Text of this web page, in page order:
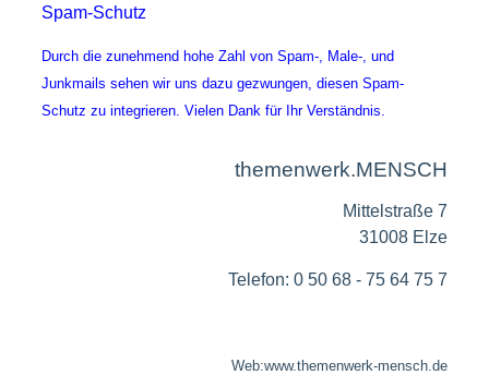
Spam-Schutz
Durch die zunehmend hohe Zahl von Spam-, Male-, und
Junkmails sehen wir uns dazu gezwungen, diesen Spam-
Schutz zu integrieren. Vielen Dank für Ihr Verständnis.
themenwerk.MENSCH
Mittelstraße 7
31008 Elze
Telefon: 0 50 68 - 75 64 75 7
Web:www.themenwerk-mensch.de